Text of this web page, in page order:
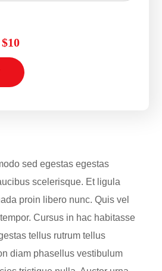
$10
sed egestas egestas
scelerisque. Et ligula
proin libero nunc. Quis vel
Cursus in hac habitasse
tellus rutrum tellus
diam phasellus vestibulum